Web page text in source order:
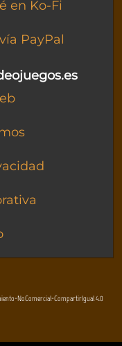
en Ko-Fi
PayPal
NoComercial-CompartirIgual 4.0